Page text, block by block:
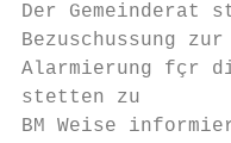
Der Gemeinderat
Bezuschussung
Alarmierung fçr
stetten zu
BM Weise